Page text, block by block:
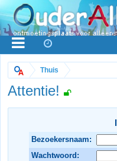
Thuis
Attentie!
Bezoekersnaam:
Wachtwoord: